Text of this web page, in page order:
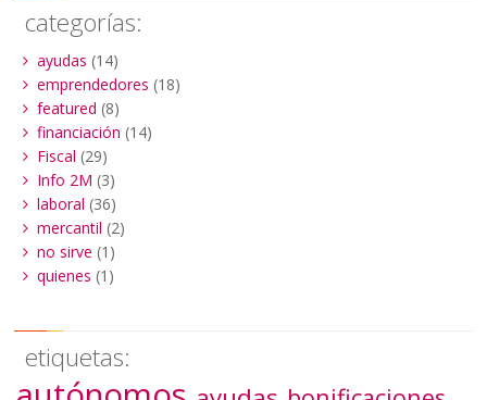
categorías:
ayudas (14)
emprendedores (18)
featured (8)
financiación (14)
Fiscal (29)
Info 2M (3)
laboral (36)
mercantil (2)
no sirve (1)
quienes (1)
etiquetas: